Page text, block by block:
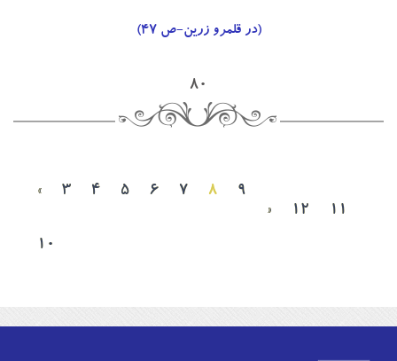
(در قلمرو زرين-ص ۴۷)
۸۰
« ۳ ۴ ۵ ۶ ۷ ۸ ۹
۱۰
۱۱ ۱۲ »